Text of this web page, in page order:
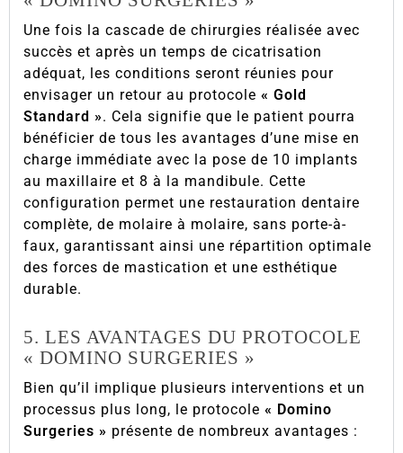
Une fois la cascade de chirurgies réalisée avec
succès et après un temps de cicatrisation
adéquat, les conditions seront réunies pour
envisager un retour au protocole « Gold
Standard ». Cela signifie que le patient pourra
bénéficier de tous les avantages d’une mise en
charge immédiate avec la pose de 10 implants
au maxillaire et 8 à la mandibule. Cette
configuration permet une restauration dentaire
complète, de molaire à molaire, sans porte-à-
faux, garantissant ainsi une répartition optimale
des forces de mastication et une esthétique
durable.
5. LES AVANTAGES DU PROTOCOLE
« DOMINO SURGERIES »
Bien qu’il implique plusieurs interventions et un
processus plus long, le protocole « Domino
Surgeries » présente de nombreux avantages :